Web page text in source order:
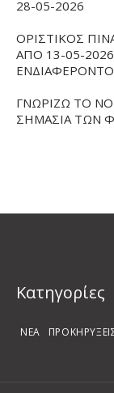
28-05-2026
ΟΡΙΣΤΙΚΟΣ
ΑΠΟ 13-05-
ΓΝΩΡΙΖΩ ΤΟ
ΣΗΜΑΣΙΑ ΤΩΝ
Kατηγορίες
ΝΕΑ